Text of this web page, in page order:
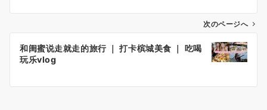
ビ
ン
次のページへ
和闺蜜说走就走的旅行 ｜ 打卡槟城美食 ｜ 吃喝
玩乐vlog